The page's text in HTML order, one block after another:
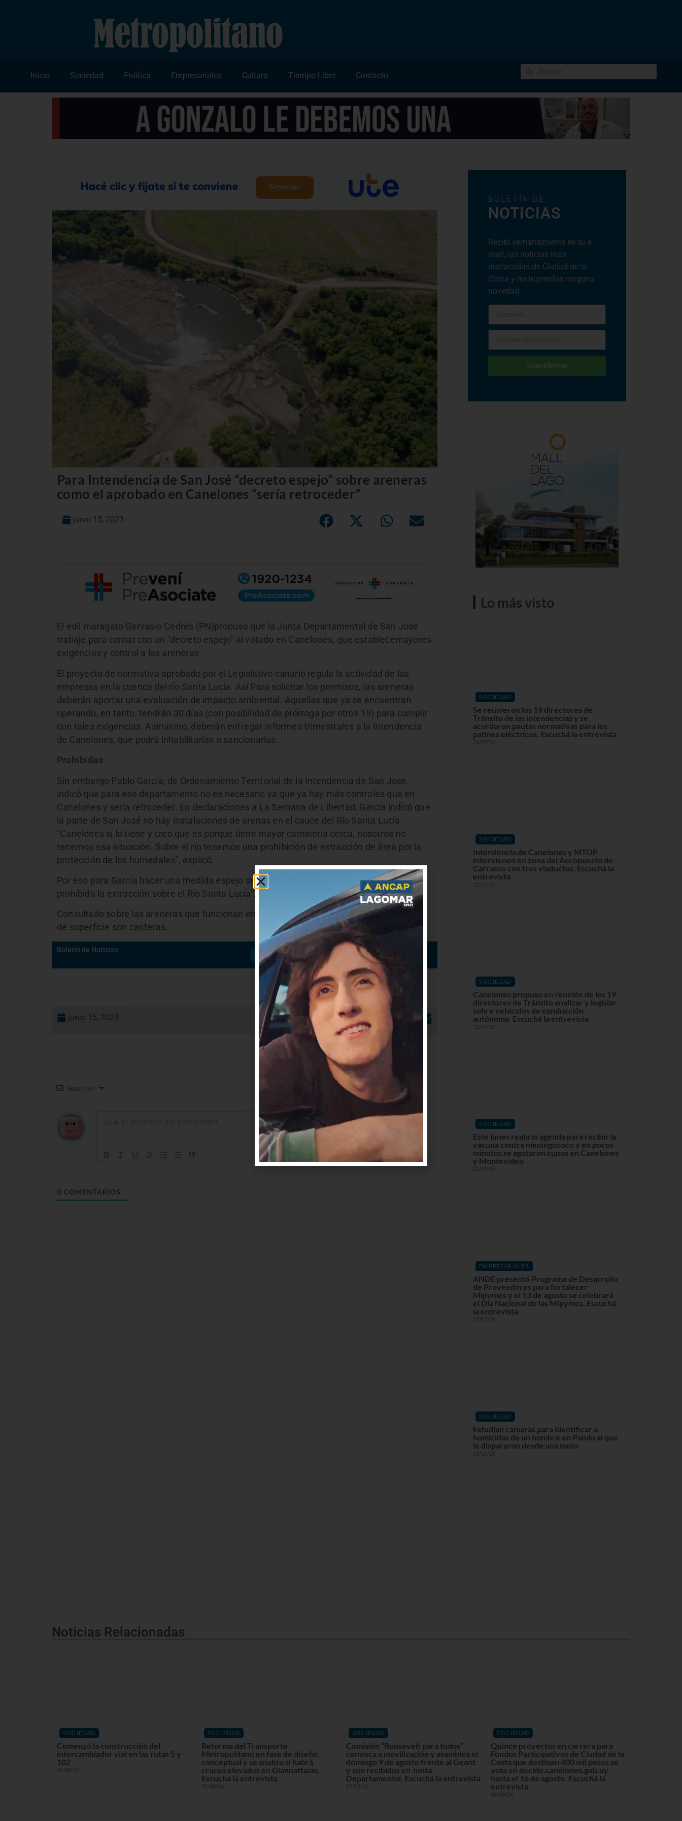
Inicio Sociedad Política Empresariales Cultura Tiempo Libre Contacto
Para Intendencia de San José “decreto espejo” sobre areneras
como el aprobado en Canelones “sería retroceder”
junio 15, 2023
El edil maragato Gervasio Cedrés (PN)propuso que la Junta Departamental de San José
trabaje para contar con un “decreto espejo” al votado en Canelones, que establecemayores
exigencias y control a las areneras.
El proyecto de normativa aprobado por el Legislativo canario regula la actividad de las
empresas en la cuenca del río Santa Lucía. Así Para solicitar los permisos, las areneras
deberán aportar una evaluación de impacto ambiental. Aquellas que ya se encuentran
operando, en tanto, tendrán 30 días (con posibilidad de prórroga por otros 15) para cumplir
con tales exigencias. Asimismo, deberán entregar informes trimestrales a la Intendencia
de Canelones, que podrá inhabilitarlas o sancionarlas.
Prohibidas
Sin embargo Pablo García, de Ordenamiento Territorial de la Intendencia de San José,
indicó que para ese departamento no es necesario ya que ya hay más controles que en
Canelones y sería retroceder. En declaraciones a La Semana de Libertad, García indicó que
la parte de San José no hay instalaciones de arenas en el cauce del Río Santa Lucía.
“Canelones sí lo tiene y creo que es porque tiene mayor caminería cerca, nosotros no
tenemos esa situación. Sobre el río tenemos una prohibición de extracción de área por la
protección de los humedales”, explicó.
Por eso para García hacer una medida espejo sería retroceder “nosotros tenemos
prohibida la extracción sobre el Río Santa Lucía”, afirmó.
Consultado sobre las areneras que funcionan en Ciudad del Plata indicó que sacan arena
de superficie son canteras.
Boletín de Noticias
Suscribirme
junio 15, 2023
Suscribir
0 COMENTARIOS
BOLETÍN DE
NOTICIAS
Recibí semanalmente en tu e-
mail, las noticias más
destacadas de Ciudad de la
Costa y no te pierdas ninguna
novedad
Suscribirme
Lo más visto
SOCIEDAD
Se reunieron los 19 directores de
Tránsito de las intendencias y se
acordaron pautas normativas para los
patines eléctricos. Escuchá la entrevista
31/07/26
SOCIEDAD
Intendencia de Canelones y MTOP
intervienen en zona del Aeropuerto de
Carrasco con tres viaductos. Escuchá la
entrevista
31/07/26
SOCIEDAD
Canelones propuso en reunión de los 19
directores de Tránsito analizar y legislar
sobre vehículos de conducción
autónoma. Escuchá la entrevista
31/07/26
SOCIEDAD
Este lunes reabrió agenda para recibir la
vacuna contra meningococo y en pocos
minutos se agotaron cupos en Canelones
y Montevideo
03/08/26
EMPRESARIALES
ANDE presentó Programa de Desarrollo
de Proveedores para fortalecer
Mipymes y el 13 de agosto se celebrará
el Día Nacional de las Mipymes. Escuchá
la entrevista
31/07/26
SOCIEDAD
Estudian cámaras para identificar a
homicidas de un hombre en Pando al que
le dispararon desde una moto
03/08/26
Noticias Relacionadas
SOCIEDAD
Comenzó la construcción del
intercambiador vial en las rutas 5 y
102
05/08/26
SOCIEDAD
Reforma del Transporte
Metropolitano en fase de diseño
conceptual y se analiza si habrá
cruces elevados en Giannattasio.
Escuchá la entrevista
05/08/26
SOCIEDAD
Comisión “Roosevelt para todos”
convoca a movilización y asamblea el
domingo 9 de agosto frente al Geant
y son recibidos en Junta
Departamental. Escuchá la entrevista
05/08/26
SOCIEDAD
Quince proyectos en carrera para
Fondos Participativos de Ciudad de la
Costa que destinan 400 mil pesos se
vota en decide.canelones.gub.uy
hasta el 16 de agosto. Escuchá la
entrevista
05/08/26